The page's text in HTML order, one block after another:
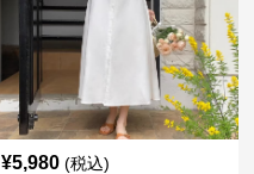
¥5,980 (税込)